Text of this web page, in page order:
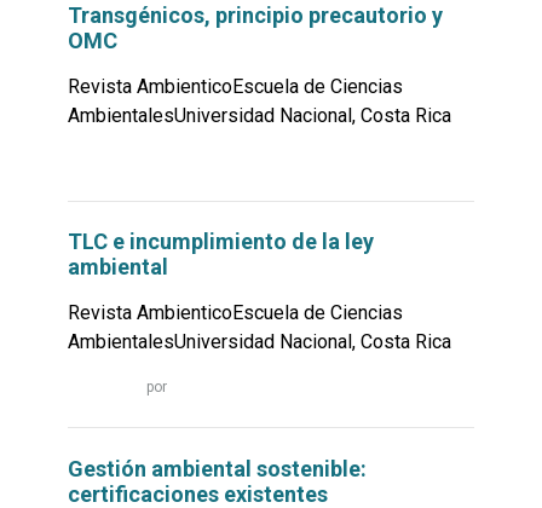
Transgénicos, principio precautorio y
OMC
Revista AmbienticoEscuela de Ciencias
AmbientalesUniversidad Nacional, Costa Rica
TLC e incumplimiento de la ley
ambiental
Revista AmbienticoEscuela de Ciencias
AmbientalesUniversidad Nacional, Costa Rica
por
Gestión ambiental sostenible:
certificaciones existentes